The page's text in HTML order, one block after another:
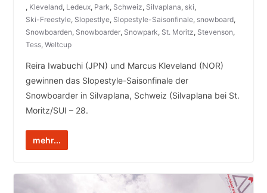
, Kleveland, Ledeux, Park, Schweiz, Silvaplana, ski,
Ski-Freestyle, Slopestlye, Slopestyle-Saisonfinale, snowboard,
Snowboarden, Snowboarder, Snowpark, St. Moritz, Stevenson,
Tess, Weltcup
Reira Iwabuchi (JPN) und Marcus Kleveland (NOR)
gewinnen das Slopestyle-Saisonfinale der
Snowboarder in Silvaplana, Schweiz (Silvaplana bei St.
Moritz/SUI – 28.
mehr...